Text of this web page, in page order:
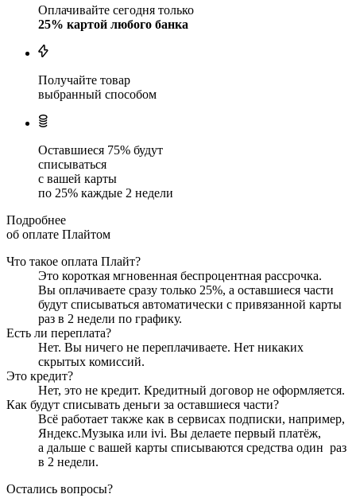
Оплачивайте сегодня только
25% картой любого банка
Получайте товар
выбранный способом
Оставшиеся 75% будут
списываться
с вашей карты
по 25% каждые 2 недели
Подробнее
об оплате Плайтом
Что такое оплата Плайт?
Это короткая мгновенная беспроцентная рассрочка.
Вы оплачиваете сразу только 25%, а оставшиеся части
будут списываться автоматически с привязанной карты
раз в 2 недели по графику.
Есть ли переплата?
Нет. Вы ничего не переплачиваете. Нет никаких
скрытых комиссий.
Это кредит?
Нет, это не кредит. Кредитный договор не оформляется.
Как будут списывать деньги за оставшиеся части?
Всё работает также как в сервисах подписки, например,
Яндекс.Музыка или ivi. Вы делаете первый платёж,
а дальше с вашей карты списываются средства один раз
в 2 недели.
Остались вопросы?